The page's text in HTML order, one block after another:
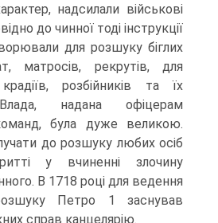
надсилали військові
до чинної тоді інструкції
для розшуку біглих
матросів, рекрутів, для
розбійників та їх
Влада, надана офіцерам
була дуже великою.
до розшуку любих осіб
у вчиненні злочину
В 1718 році для ведення
Петро 1 заснував
справ канцелярію.